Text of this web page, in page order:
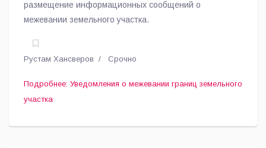
размещение информационных сообщений о
межевании земельного участка.
Рустам Хансверов Срочно
Подробнее: Уведомления о межевании границ земельного
участка